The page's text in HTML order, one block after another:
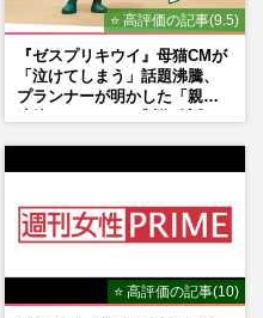
⭐ 高評価の記事(9.5)
『ゼスプリキウイ』母猫CMが
「泣けてしまう」話題沸騰、
プランナーが明かした「親に
⭐ 高評価の記事(10)